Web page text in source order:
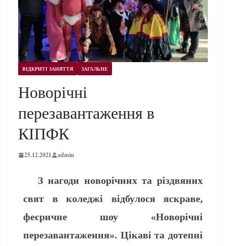
ВІДКРИТІ ЗАНЯТТЯ ЗАГАЛЬНЕ
Новорічні
перезавантаження в
КІПФК
25.12.2021 admin
З нагоди новорічних та різдвяних
свят в коледжі відбулося яскраве,
феєричне шоу «Новорічні
перезавантаження». Цікаві та дотепні